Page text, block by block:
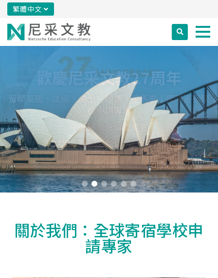
繁體中文
想去澳洲中學留學 看這篇就
夠了!
澳洲中小學學制對照與學校類型
留學預算指南
黃金申請時程
詳細介紹
關於我們：全球寄宿學校申
請專家